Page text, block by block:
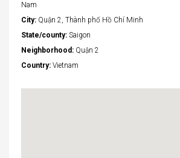
Nam
City: Quận 2, Thành phố Hồ Chí Minh
State/county: Saigon
Neighborhood: Quận 2
Country: Vietnam